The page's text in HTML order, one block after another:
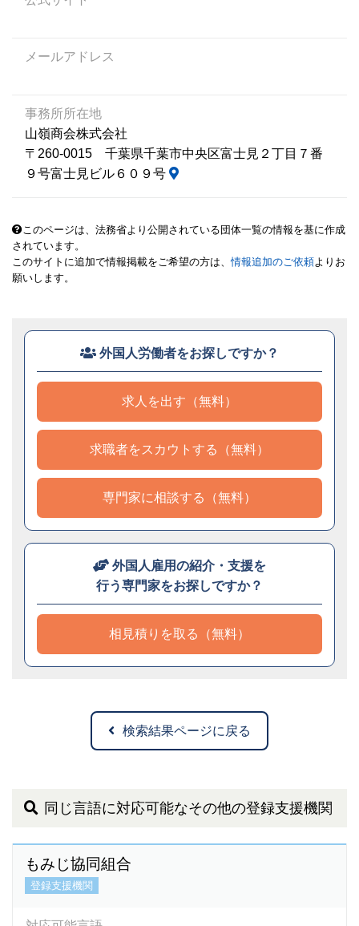
メールアドレス
事務所所在地
山嶺商会株式会社
〒260-0015 千葉県千葉市中央区富士見２丁目７番
９号富士見ビル６０９号
このページは、法務省より公開されている団体一覧の情報を基に作成
されています。
このサイトに追加で情報掲載をご希望の方は、情報追加のご依頼よりお
願いします。
外国人労働者をお探しですか？
求人を出す（無料）
求職者をスカウトする（無料）
専門家に相談する（無料）
外国人雇用の紹介・支援を
行う専門家をお探しですか？
相見積りを取る（無料）
検索結果ページに戻る
同じ言語に対応可能なその他の登録支援機関
もみじ協同組合
登録支援機関